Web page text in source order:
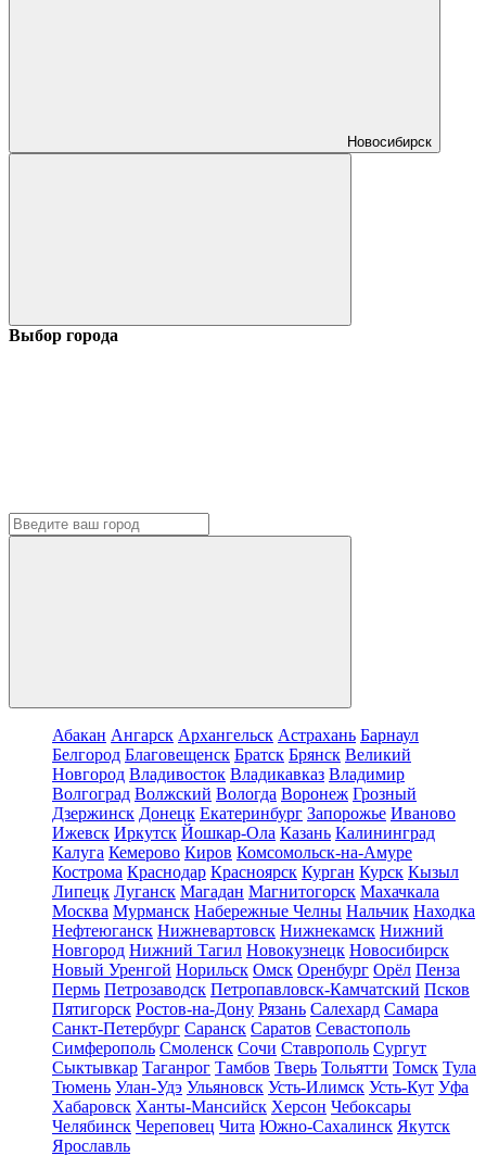
Новосибирск
Выбор города
Абакан Ангарск Архангельск Астрахань Барнаул
Белгород Благовещенск Братск Брянск Великий
Новгород Владивосток Владикавказ Владимир
Волгоград Волжский Вологда Воронеж Грозный
Дзержинск Донецк Екатеринбург Запорожье Иваново
Ижевск Иркутск Йошкар-Ола Казань Калининград
Калуга Кемерово Киров Комсомольск-на-Амуре
Кострома Краснодар Красноярск Курган Курск Кызыл
Липецк Луганск Магадан Магнитогорск Махачкала
Москва Мурманск Набережные Челны Нальчик Находка
Нефтеюганск Нижневартовск Нижнекамск Нижний
Новгород Нижний Тагил Новокузнецк Новосибирск
Новый Уренгой Норильск Омск Оренбург Орёл Пенза
Пермь Петрозаводск Петропавловск-Камчатский Псков
Пятигорск Ростов-на-Дону Рязань Салехард Самара
Санкт-Петербург Саранск Саратов Севастополь
Симферополь Смоленск Сочи Ставрополь Сургут
Сыктывкар Таганрог Тамбов Тверь Тольятти Томск Тула
Тюмень Улан-Удэ Ульяновск Усть-Илимск Усть-Кут Уфа
Хабаровск Ханты-Мансийск Херсон Чебоксары
Челябинск Череповец Чита Южно-Сахалинск Якутск
Ярославль